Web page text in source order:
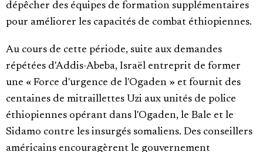
dépêcher des équipes de formation supplémentaires
pour améliorer les capacités de combat éthiopiennes.
Au cours de cette période, suite aux demandes
répétées d'Addis-Abeba, Israël entreprit de former
une « Force d'urgence de l'Ogaden » et fournit des
centaines de mitraillettes Uzi aux unités de police
éthiopiennes opérant dans l'Ogaden, le Bale et le
Sidamo contre les insurgés somaliens. Des conseillers
américains encouragèrent le gouvernement